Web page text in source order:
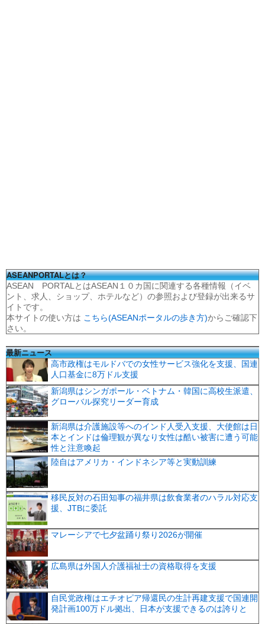
ASEANPORTALとは？
ASEAN PORTALとはASEAN１０カ国に関連する各種情報（イベ
ント、求人、ショップ、ホテルなど）の参照および登録が出来るサ
イトです。
本サイトの使い方は こちら(ASEANポータルの歩き方)からご確認下
さい。
最新ニュース
高市政権はモルドバでの女性サービス強化を支援、国連
人口基金に8万ドル支援
新潟県はシンガポール・ベトナム・韓国に高校生派遣、
グローバル探究リーダー育成
新潟県は介護施設等へのインド人受入支援、大使館は日
本とインドは倫理観が異なり女性は酷い被害に遭う可能
性と注意喚起
陸自はアメリカ・インドネシア等と実動訓練
移民反対の石田知事の福井県は飲食業者のハラル対応支
援、JTBに委託
マレーシアで七夕盆踊り祭り2026が開催
広島県は外国人介護福祉士の資格取得を支援
自民党政権はエチオピア帰還民の生計再建支援で国連開
発計画100万ドル拠出、日本が支援できるのは誇りと